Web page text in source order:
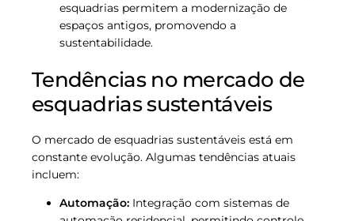
esquadrias permitem a modernização de
espaços antigos, promovendo a
sustentabilidade.
Tendências no mercado de
esquadrias sustentáveis
O mercado de esquadrias sustentáveis está em
constante evolução. Algumas tendências atuais
incluem:
Automação: Integração com sistemas de